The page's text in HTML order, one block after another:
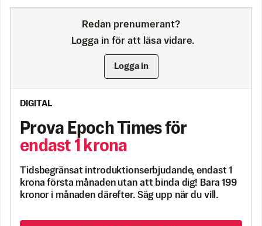
Redan prenumerant?
Logga in för att läsa vidare.
Logga in
DIGITAL
Prova Epoch Times för
endast 1 krona
Tidsbegränsat introduktionserbjudande, endast 1
krona första månaden utan att binda dig! Bara 199
kronor i månaden därefter. Säg upp när du vill.